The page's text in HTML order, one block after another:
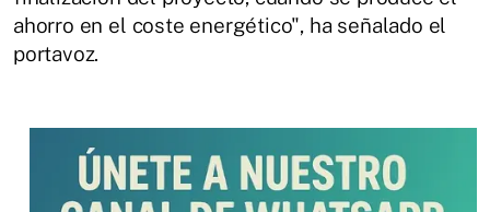
ahorro en el coste energético", ha señalado el
portavoz.